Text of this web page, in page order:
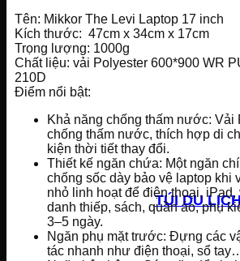
TÚI DU
Tên: Mikkor The Levi Laptop 17 inch
Kích thước: 47cm x 34cm x 17cm
Trọng lượng: 1000g
Chất liệu: vải Polyester 600*900 WR
210D
Điểm nổi bật:
Khả năng chống thấm nước: Vải
chống thấm nước, thích hợp di
kiện thời tiết thay đổi.
Thiết kế ngăn chứa: Một ngăn
chống sốc dày bảo vệ laptop khi
nhỏ linh hoạt để điện thoại, iPad,
danh thiếp, sách, quần áo, phụ
3–5 ngày.
Ngăn phụ mặt trước: Đựng các
tác nhanh như điện thoại, sổ